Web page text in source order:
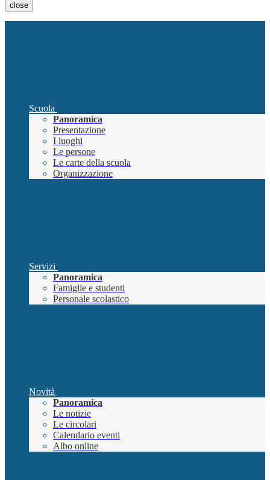
close
Scuola
Panoramica
Presentazione
I luoghi
Le persone
Le carte della scuola
Organizzazione
Servizi
Panoramica
Famiglie e studenti
Personale scolastico
Novità
Panoramica
Le notizie
Le circolari
Calendario eventi
Albo online